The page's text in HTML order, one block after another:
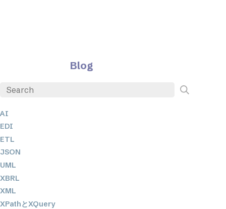
Blog
AI
EDI
ETL
JSON
UML
XBRL
XML
XPathとXQuery